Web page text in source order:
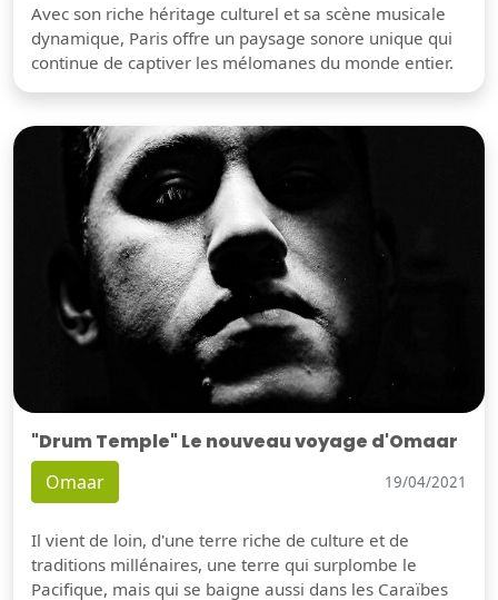
Avec son riche héritage culturel et sa scène musicale
dynamique, Paris offre un paysage sonore unique qui
continue de captiver les mélomanes du monde entier.
"Drum Temple" Le nouveau voyage d'Omaar
Omaar 19/04/2021
Il vient de loin, d'une terre riche de culture et de
traditions millénaires, une terre qui surplombe le
Pacifique, mais qui se baigne aussi dans les Caraïbes